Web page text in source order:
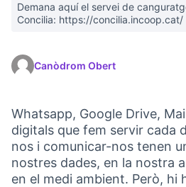
Demana aquí el servei de
Concilia: https://concilia.incoop.cat/
Canòdrom Obert
Whatsapp, Google Drive,
digitals que fem servir cada
nos i comunicar-nos tenen
nostres dades, en la nostra
en el medi ambient. Però, hi